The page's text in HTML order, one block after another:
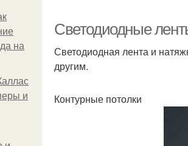
на
и
Светодиодные
Светодиодная лента и
другим.
Контурные потолки